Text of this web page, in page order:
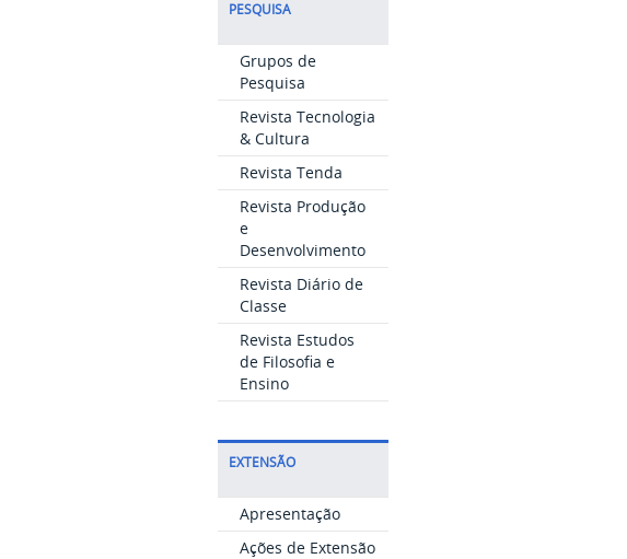
PESQUISA
Grupos de
Pesquisa
Revista Tecnologia
& Cultura
Revista Tenda
Revista Produção
e
Desenvolvimento
Revista Diário de
Classe
Revista Estudos
de Filosofia e
Ensino
EXTENSÃO
Apresentação
Ações de Extensão